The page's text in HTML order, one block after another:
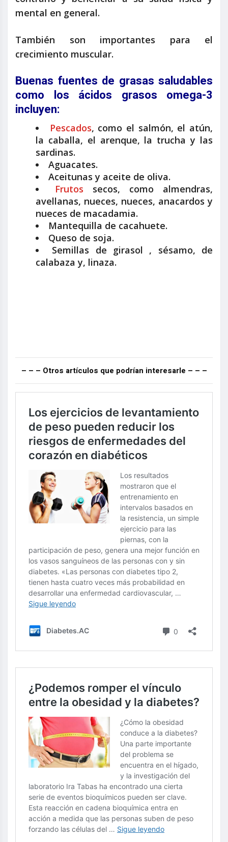
mental en general.
También son importantes para el
crecimiento muscular.
Buenas fuentes de grasas saludables
como los ácidos grasos omega-3
incluyen:
Pescados, como el salmón, el atún,
la caballa, el arenque, la trucha y las
sardinas.
Aguacates.
Aceitunas y aceite de oliva.
Frutos secos, como almendras,
avellanas, nueces, nueces, anacardos y
nueces de macadamia.
Mantequilla de cacahuete.
Queso de soja.
Semillas de girasol , sésamo, de
calabaza y, linaza.
– – – Otros artículos que podrían interesarle – – –